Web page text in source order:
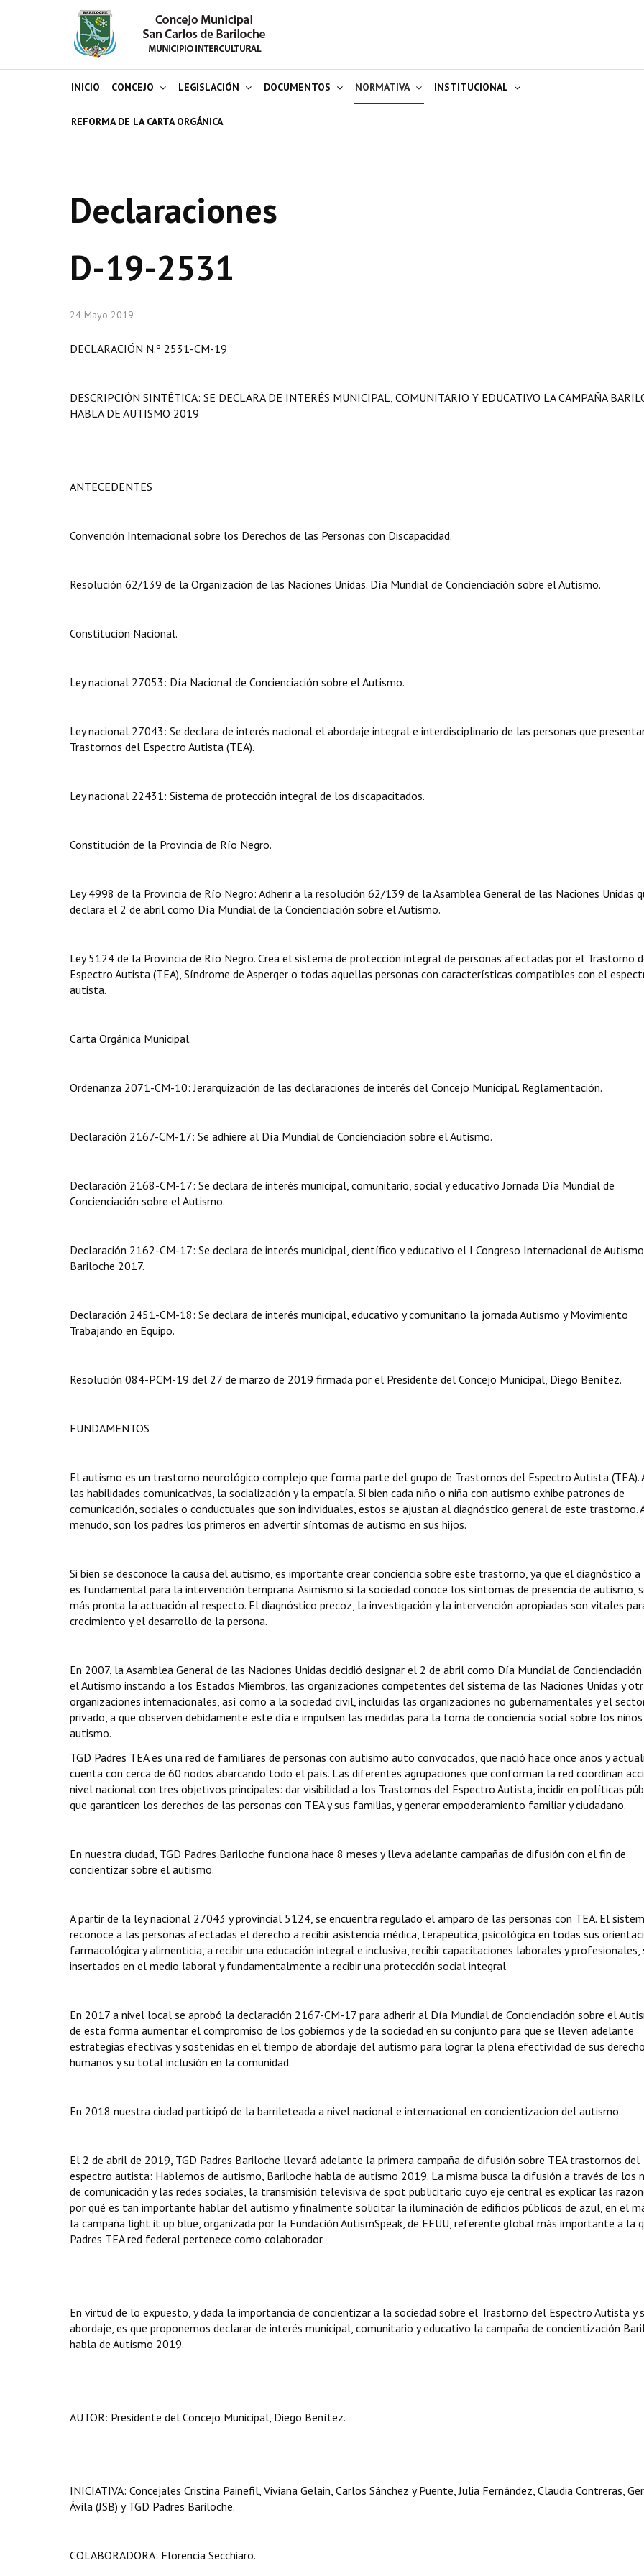
INICIO CONCEJO LEGISLACIÓN DOCUMENTOS NORMATIVA INSTITUCIONAL
REFORMA DE LA CARTA ORGÁNICA
Declaraciones
D-19-2531
24 Mayo 2019
DECLARACIÓN N.º 2531-CM-19
DESCRIPCIÓN SINTÉTICA: SE DECLARA DE INTERÉS MUNICIPAL, COMUNITARIO Y EDUCATIVO LA CAMPAÑA
HABLA DE AUTISMO 2019
ANTECEDENTES
Convención Internacional sobre los Derechos de las Personas con Discapacidad.
Resolución 62/139 de la Organización de las Naciones Unidas. Día Mundial de Concienciación sobre el Autismo.
Constitución Nacional.
Ley nacional 27053: Día Nacional de Concienciación sobre el Autismo.
Ley nacional 27043: Se declara de interés nacional el abordaje integral e interdisciplinario de las personas que
Trastornos del Espectro Autista (TEA).
Ley nacional 22431: Sistema de protección integral de los discapacitados.
Constitución de la Provincia de Río Negro.
Ley 4998 de la Provincia de Río Negro: Adherir a la resolución 62/139 de la Asamblea General de las Naciones Unidas
declara el 2 de abril como Día Mundial de la Concienciación sobre el Autismo.
Ley 5124 de la Provincia de Río Negro. Crea el sistema de protección integral de personas afectadas por el Trastorno
Espectro Autista (TEA), Síndrome de Asperger o todas aquellas personas con características compatibles con el
autista.
Carta Orgánica Municipal.
Ordenanza 2071-CM-10: Jerarquización de las declaraciones de interés del Concejo Municipal. Reglamentación.
Declaración 2167-CM-17: Se adhiere al Día Mundial de Concienciación sobre el Autismo.
Declaración 2168-CM-17: Se declara de interés municipal, comunitario, social y educativo Jornada Día Mundial de
Concienciación sobre el Autismo.
Declaración 2162-CM-17: Se declara de interés municipal, científico y educativo el I Congreso Internacional de Autismo
Bariloche 2017.
Declaración 2451-CM-18: Se declara de interés municipal, educativo y comunitario la jornada Autismo y Movimiento
Trabajando en Equipo.
Resolución 084-PCM-19 del 27 de marzo de 2019 firmada por el Presidente del Concejo Municipal, Diego Benítez.
FUNDAMENTOS
El autismo es un trastorno neurológico complejo que forma parte del grupo de Trastornos del Espectro Autista (TEA).
las habilidades comunicativas, la socialización y la empatía. Si bien cada niño o niña con autismo exhibe patrones de
comunicación, sociales o conductuales que son individuales, estos se ajustan al diagnóstico general de este trastorno.
menudo, son los padres los primeros en advertir síntomas de autismo en sus hijos.
Si bien se desconoce la causa del autismo, es importante crear conciencia sobre este trastorno, ya que el diagnóstico
es fundamental para la intervención temprana. Asimismo si la sociedad conoce los síntomas de presencia de autismo,
más pronta la actuación al respecto. El diagnóstico precoz, la investigación y la intervención apropiadas son vitales
crecimiento y el desarrollo de la persona.
En 2007, la Asamblea General de las Naciones Unidas decidió designar el 2 de abril como Día Mundial de
el Autismo instando a los Estados Miembros, las organizaciones competentes del sistema de las Naciones Unidas y
organizaciones internacionales, así como a la sociedad civil, incluidas las organizaciones no gubernamentales y el
privado, a que observen debidamente este día e impulsen las medidas para la toma de conciencia social sobre los
autismo.
TGD Padres TEA es una red de familiares de personas con autismo auto convocados, que nació hace once años y
cuenta con cerca de 60 nodos abarcando todo el país. Las diferentes agrupaciones que conforman la red coordinan
nivel nacional con tres objetivos principales: dar visibilidad a los Trastornos del Espectro Autista, incidir en políticas
que garanticen los derechos de las personas con TEA y sus familias, y generar empoderamiento familiar y ciudadano.
En nuestra ciudad, TGD Padres Bariloche funciona hace 8 meses y lleva adelante campañas de difusión con el fin de
concientizar sobre el autismo.
A partir de la ley nacional 27043 y provincial 5124, se encuentra regulado el amparo de las personas con TEA. El
reconoce a las personas afectadas el derecho a recibir asistencia médica, terapéutica, psicológica en todas sus
farmacológica y alimenticia, a recibir una educación integral e inclusiva, recibir capacitaciones laborales y profesionales,
insertados en el medio laboral y fundamentalmente a recibir una protección social integral.
En 2017 a nivel local se aprobó la declaración 2167-CM-17 para adherir al Día Mundial de Concienciación sobre el
de esta forma aumentar el compromiso de los gobiernos y de la sociedad en su conjunto para que se lleven adelante
estrategias efectivas y sostenidas en el tiempo de abordaje del autismo para lograr la plena efectividad de sus
humanos y su total inclusión en la comunidad.
En 2018 nuestra ciudad participó de la barrileteada a nivel nacional e internacional en concientizacion del autismo.
El 2 de abril de 2019, TGD Padres Bariloche llevará adelante la primera campaña de difusión sobre TEA trastornos del
espectro autista: Hablemos de autismo, Bariloche habla de autismo 2019. La misma busca la difusión a través de los
de comunicación y las redes sociales, la transmisión televisiva de spot publicitario cuyo eje central es explicar las
por qué es tan importante hablar del autismo y finalmente solicitar la iluminación de edificios públicos de azul, en el
la campaña light it up blue, organizada por la Fundación AutismSpeak, de EEUU, referente global más importante a la
Padres TEA red federal pertenece como colaborador.
En virtud de lo expuesto, y dada la importancia de concientizar a la sociedad sobre el Trastorno del Espectro Autista y
abordaje, es que proponemos declarar de interés municipal, comunitario y educativo la campaña de concientización
habla de Autismo 2019.
AUTOR: Presidente del Concejo Municipal, Diego Benítez.
INICIATIVA: Concejales Cristina Painefil, Viviana Gelain, Carlos Sánchez y Puente, Julia Fernández, Claudia Contreras,
Ávila (JSB) y TGD Padres Bariloche.
COLABORADORA: Florencia Secchiaro.